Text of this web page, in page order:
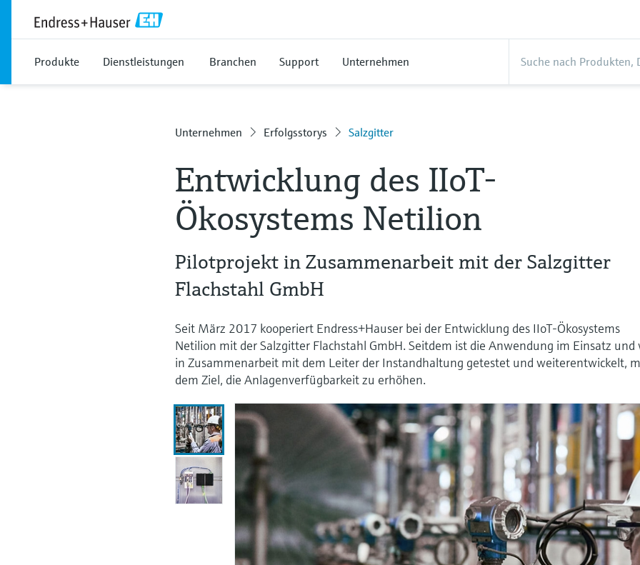
Produkte Dienstleistungen Branchen Support Unternehmen
Unternehmen Erfolgsstorys Salzgitter
Entwicklung des IIoT-
Ökosystems Netilion
Pilotprojekt in Zusammenarbeit mit der Salzgitter
Flachstahl GmbH
Seit März 2017 kooperiert Endress+Hauser bei der Entwicklung des IIoT-Ökosystems
Netilion mit der Salzgitter Flachstahl GmbH. Seitdem ist die Anwendung im Einsatz und
in Zusammenarbeit mit dem Leiter der Instandhaltung getestet und weiterentwickelt,
dem Ziel, die Anlagenverfügbarkeit zu erhöhen.